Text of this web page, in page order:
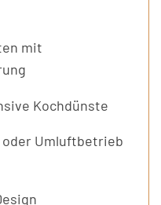
mit
Kochdünste
Umluftbetrieb